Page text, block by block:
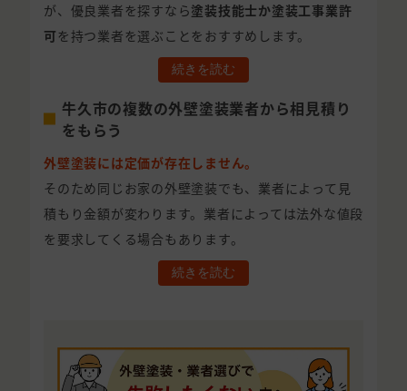
が、優良業者を探すなら塗装技能士か塗装工事業許
可 を持つ業者を選ぶことをおすすめします。
続きを読む
牛久市の複数の外壁塗装業者から相見積り
をもらう
外壁塗装には定価が存在しません。
そのため同じお家の外壁塗装でも、業者によって見
積もり金額が変わります。業者によっては法外な値段
を要求してくる場合もあります。
続きを読む